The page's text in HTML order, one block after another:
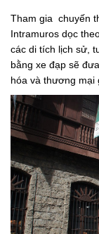
Tham gia chuyến
Intramuros dọc
các di tích lịch sử,
bằng xe đạp sẽ
hóa và thương mại